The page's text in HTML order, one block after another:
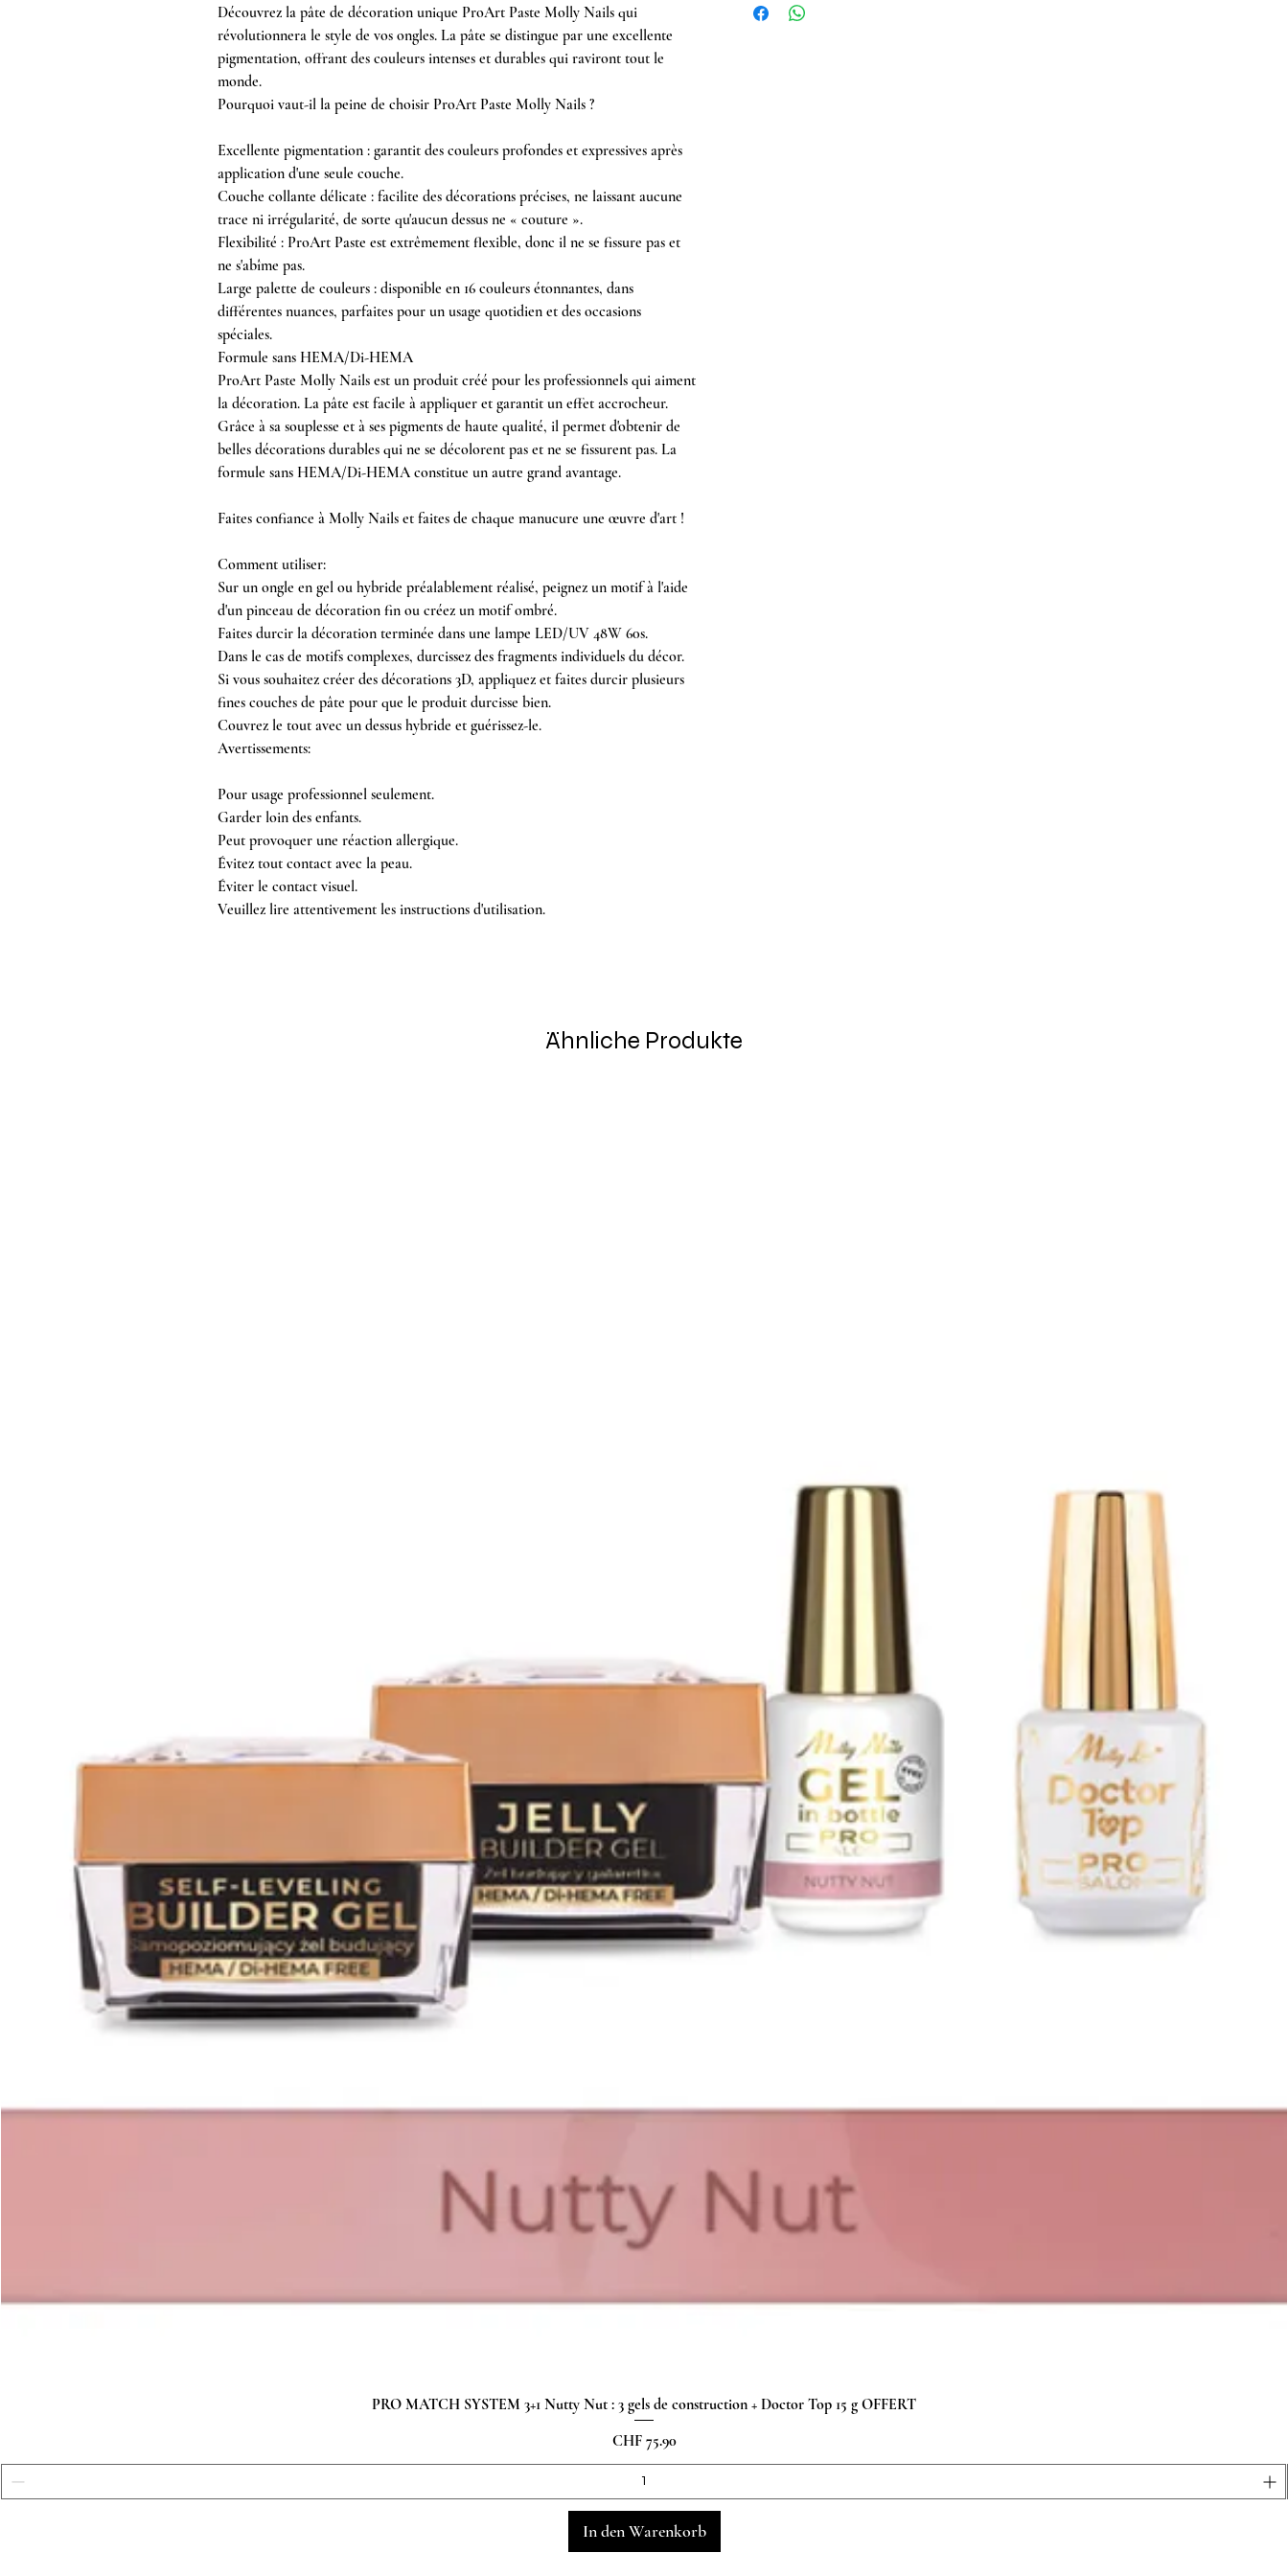
Découvrez la pâte de décoration unique ProArt Paste Molly Nails qui
révolutionnera le style de vos ongles. La pâte se distingue par une excellente
pigmentation, offrant des couleurs intenses et durables qui raviront tout le
monde.
Pourquoi vaut-il la peine de choisir ProArt Paste Molly Nails ?
Excellente pigmentation : garantit des couleurs profondes et expressives après
application d'une seule couche.
Couche collante délicate : facilite des décorations précises, ne laissant aucune
trace ni irrégularité, de sorte qu'aucun dessus ne « couture ».
Flexibilité : ProArt Paste est extrêmement flexible, donc il ne se fissure pas et
ne s'abîme pas.
Large palette de couleurs : disponible en 16 couleurs étonnantes, dans
différentes nuances, parfaites pour un usage quotidien et des occasions
spéciales.
Formule sans HEMA/Di-HEMA
ProArt Paste Molly Nails est un produit créé pour les professionnels qui aiment
la décoration. La pâte est facile à appliquer et garantit un effet accrocheur.
Grâce à sa souplesse et à ses pigments de haute qualité, il permet d'obtenir de
belles décorations durables qui ne se décolorent pas et ne se fissurent pas. La
formule sans HEMA/Di-HEMA constitue un autre grand avantage.
Faites confiance à Molly Nails et faites de chaque manucure une œuvre d'art !
Comment utiliser:
Sur un ongle en gel ou hybride préalablement réalisé, peignez un motif à l'aide
d'un pinceau de décoration fin ou créez un motif ombré.
Faites durcir la décoration terminée dans une lampe LED/UV 48W 60s.
Dans le cas de motifs complexes, durcissez des fragments individuels du décor.
Si vous souhaitez créer des décorations 3D, appliquez et faites durcir plusieurs
fines couches de pâte pour que le produit durcisse bien.
Couvrez le tout avec un dessus hybride et guérissez-le.
Avertissements:
Pour usage professionnel seulement.
Garder loin des enfants.
Peut provoquer une réaction allergique.
Évitez tout contact avec la peau.
Éviter le contact visuel.
Veuillez lire attentivement les instructions d'utilisation.
Ähnliche Produkte
Schnellansicht
PRO MATCH SYSTEM 3+1 Nutty Nut : 3 gels de construction + Doctor Top 15 g OFFERT
Preis
CHF 75.90
In den Warenkorb